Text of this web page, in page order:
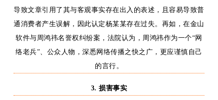
导致文章引用了其与客观事实存在出入的表述，且容易导致普
通消费者产生误解，因此认定杨某某存在过失。 再如，在金山
软件与周鸿祎名誉权纠纷案，法院认为，周鸿祎作为一个“网
络老兵”、公众人物，深悉网络传播之快之广，更应谨慎自己
的言行。
3.损害事实